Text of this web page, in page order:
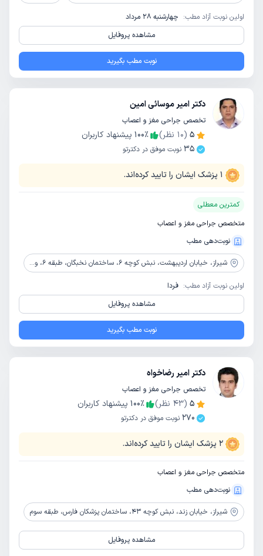
اولین نوبت آزاد مطب: چهارشنبه 28 مرداد
مشاهده پروفایل
نوبت مطب بگیرید
دکتر امیر موسائی امین
تخصص جراحی مغز و اعصاب
5
(
10 نظر) 100٪
پیشنهاد کاربران
35 نوبت موفق در دکترتو
1 پزشک ایشان را تایید کرده‌اند.
کمترین معطلی
متخصص جراحی مغز و اعصاب
نوبت‌دهی مطب
شیراز، خیابان اردیبهشت، نبش کوچه 6، ساختمان نخبگان، طبقه 6، واحد 20
اولین نوبت آزاد مطب: فردا
مشاهده پروفایل
نوبت مطب بگیرید
دکتر امیر رضاخواه
تخصص جراحی مغز و اعصاب
5
(
43 نظر) 100٪
پیشنهاد کاربران
270 نوبت موفق در دکترتو
2 پزشک ایشان را تایید کرده‌اند.
متخصص جراحی مغز و اعصاب
نوبت‌دهی مطب
شیراز، خیابان زند، نبش کوچه 43، ساختمان پزشکان فارس، طبقه سوم
مشاهده پروفایل